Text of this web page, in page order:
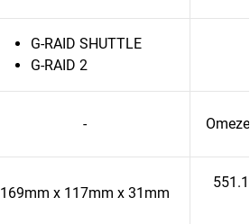
G-RAID SHUTTLE
G-RAID 2
-
169mm x 117mm x 31mm